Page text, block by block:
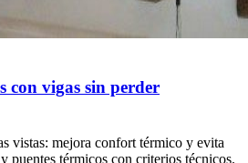
con vigas sin perder
vistas: mejora confort térmico y evita
puentes térmicos con criterios técnicos.